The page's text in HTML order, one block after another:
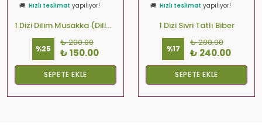
🚚 Hızlı teslimat yapılıyor!
1 Dizi Dilim Musakka (Dilim-Kare-Yuvarlak)
%25
₺ 200.00
₺ 150.00
SEPETE EKLE
🚚 Hızlı teslimat yapılıyor!
1 Dizi Sivri Tatlı Biber
%17
₺ 288.00
₺ 240.00
SEPETE EKLE